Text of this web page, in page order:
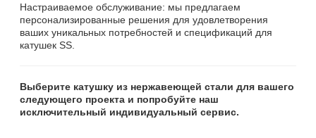
Настраиваемое обслуживание: мы предлагаем
персонализированные решения для удовлетворения
ваших уникальных потребностей и спецификаций для
катушек SS.
Выберите катушку из нержавеющей стали для вашего
следующего проекта и попробуйте наш
исключительный индивидуальный сервис.